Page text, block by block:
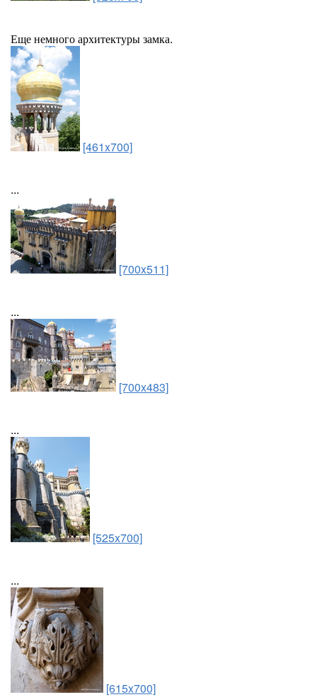
Еще немного архитектуры замка.
[461x700]
...
[700x511]
...
[700x483]
...
[525x700]
...
[615x700]